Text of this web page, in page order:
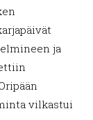
ja
vilkastui